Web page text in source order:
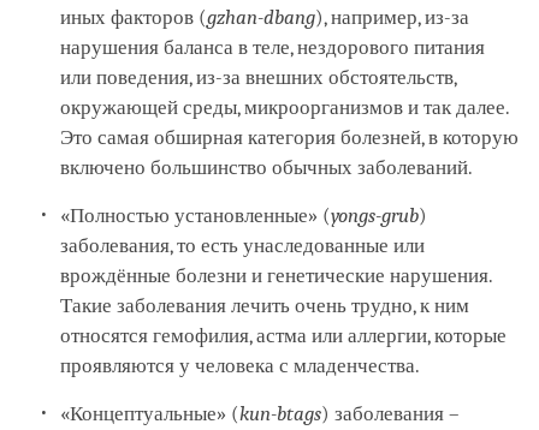
иных факторов (gzhan-dbang), например, из-за
нарушения баланса в теле, нездорового питания
или поведения, из-за внешних обстоятельств,
окружающей среды, микроорганизмов и так далее.
Это самая обширная категория болезней, в которую
включено большинство обычных заболеваний.
«Полностью установленные» (yongs-grub)
заболевания, то есть унаследованные или
врождённые болезни и генетические нарушения.
Такие заболевания лечить очень трудно, к ним
относятся гемофилия, астма или аллергии, которые
проявляются у человека с младенчества.
«Концептуальные» (kun-btags) заболевания –